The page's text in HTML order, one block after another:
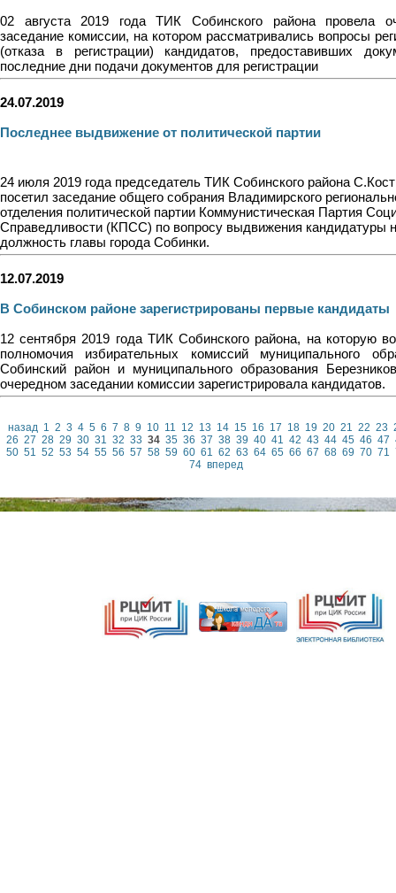
02 августа 2019 года ТИК Собинского района провела
заседание комиссии, на котором рассматривались вопросы
(отказа в регистрации) кандидатов, предоставивших
последние дни подачи документов для регистрации
24.07.2019
Последнее выдвижение от политической партии
24 июля 2019 года председатель ТИК Собинского района
посетил заседание общего собрания Владимирского
отделения политической партии Коммунистическая Партия
Справедливости (КПСС) по вопросу выдвижения кандидатуры
должность главы города Собинки.
12.07.2019
В Собинском районе зарегистрированы первые кандидаты
12 сентября 2019 года ТИК Собинского района, на которую
полномочия избирательных комиссий муниципального
Собинский район и муниципального образования
очередном заседании комиссии зарегистрировала кандидатов.
назад 1 2 3 4 5 6 7 8 9 10 11 12 13 14 15 16 17 18 19 20 21 22 23
26 27 28 29 30 31 32 33 34 35 36 37 38 39 40 41 42 43 44 45 46 47
50 51 52 53 54 55 56 57 58 59 60 61 62 63 64 65 66 67 68 69 70 71
74 вперед